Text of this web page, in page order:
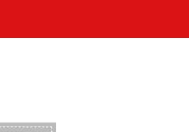
הפורום